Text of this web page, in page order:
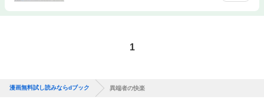
1
漫画無料試し読みならdブック 異端者の快楽